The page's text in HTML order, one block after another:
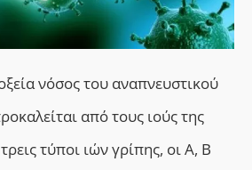
νόσος του αναπνευστικού
από τους ιούς της
τύποι ιών γρίπης, οι A, B